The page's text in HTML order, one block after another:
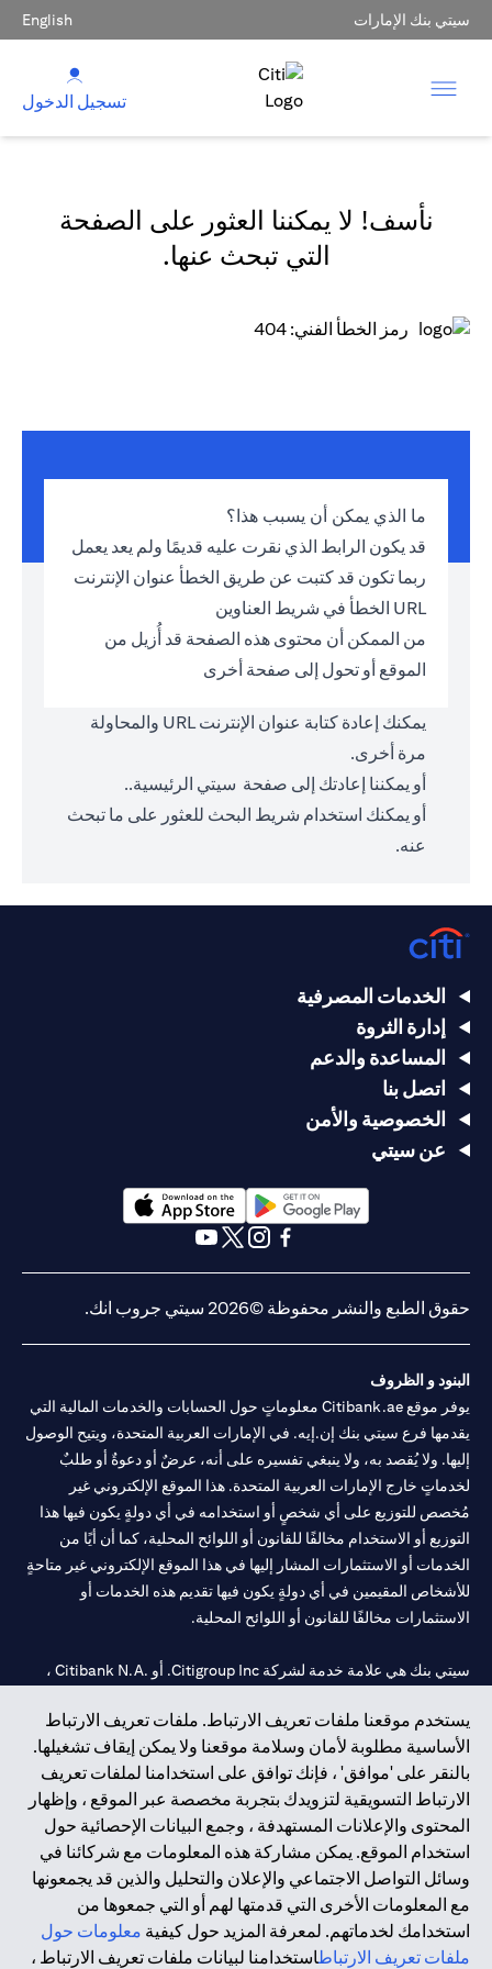
سيتي بنك الإمارات English
تسجيل الدخول
نأسف! لا يمكننا العثور على الصفحة
التي تبحث عنها.
رمز الخطأ الفني: 404
ما الذي يمكن أن يسبب هذا؟
قد يكون الرابط الذي نقرت عليه قديمًا ولم يعد يعمل
ربما تكون قد كتبت عن طريق الخطأ عنوان الإنترنت
URL الخطأ في شريط العناوين
من الممكن أن محتوى هذه الصفحة قد أُزيل من
الموقع أو تحول إلى صفحة أخرى
يمكنك إعادة كتابة عنوان الإنترنت URL والمحاولة
مرة أخرى.
أو يمكننا إعادتك إلى صفحة سيتي الرئيسية..
أو يمكنك استخدام شريط البحث للعثور على ما تبحث
عنه.
يستخدم موقعنا ملفات تعريف الارتباط. ملفات تعريف الارتباط
الأساسية مطلوبة لأمان وسلامة موقعنا ولا يمكن إيقاف تشغيلها.
بالنقر على 'موافق' ، فإنك توافق على استخدامنا لملفات تعريف
الارتباط التسويقية لتزويدك بتجربة مخصصة عبر الموقع ، وإظهار
المحتوى والإعلانات المستهدفة ، وجمع البيانات الإحصائية حول
استخدام الموقع. يمكن مشاركة هذه المعلومات مع شركائنا في
وسائل التواصل الاجتماعي والإعلان والتحليل والذين قد يجمعونها
مع المعلومات الأخرى التي قدمتها لهم أو التي جمعوها من
استخدامك لخدماتهم. لمعرفة المزيد حول كيفية معلومات حول
ملفات تعريف الارتباطاستخدامنا لبيانات ملفات تعريف الارتباط ،
الخدمات المصرفية
إدارة الثروة
المساعدة والدعم
اتصل بنا
الخصوصية والأمن
عن سيتي
opens in a new tab
opens in a new tab
حقوق الطبع والنشر محفوظة ©2026 سيتي جروب انك.
البنود و الظروف
يوفر موقع Citibank.ae معلوماتٍ حول الحسابات والخدمات المالية التي
يقدمها فرع سيتي بنك إن.إيه. في الإمارات العربية المتحدة، ويتيح الوصول
إليها. ولا يُقصد به، ولا ينبغي تفسيره على أنه، عرضٌ أو دعوةٌ أو طلبٌ
لخدماتٍ خارج الإمارات العربية المتحدة. هذا الموقع الإلكتروني غير
مُخصص للتوزيع على أي شخصٍ أو استخدامه في أي دولةٍ يكون فيها هذا
التوزيع أو الاستخدام مخالفًا للقانون أو اللوائح المحلية، كما أن أيًا من
الخدمات أو الاستثمارات المشار إليها في هذا الموقع الإلكتروني غير متاحةٍ
للأشخاص المقيمين في أي دولةٍ يكون فيها تقديم هذه الخدمات أو
الاستثمارات مخالفًا للقانون أو اللوائح المحلية.
سيتي بنك هي علامة خدمة لشركة Citigroup Inc. أو .Citibank N.A ،
سيتي بنك إن. إيه. الإمارات مسجل لدى مصرف الإمارات المركزي تحت
أرقام التراخيص 202563 لفرع الوصل في دبي، 531989 لفرع مول
الإمارات في دبي، و CN-1002019 لفرع أبوظبي. هاتف: 4000 311 04.
فرع سيتي بنك إن إيه - الإمارات العربية المتحدة مرخص من مصرف
الإمارات العربية المتحدة المركزي كفرع لبنك أجنبي.
سيتي بنك إن إيه الإمارات العربية المتحدة مرخص من هيئة الأوراق المالية
والسلع في الإمارات العربية المتحدة ("SCA") للقيام بالنشاط المالي لـ أ)
الاستشارات المالية والتعريف والترويج بموجب ترخيص رقم
20200000097 ب) وسيط تداول في الأسواق الدولية بموجب ترخيص